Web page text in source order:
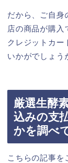
だから、ご自身
店の商品が購入
クレジットカー
いかがでしょう
厳選生酵
込みの支
かを調べ
こちらの記事を